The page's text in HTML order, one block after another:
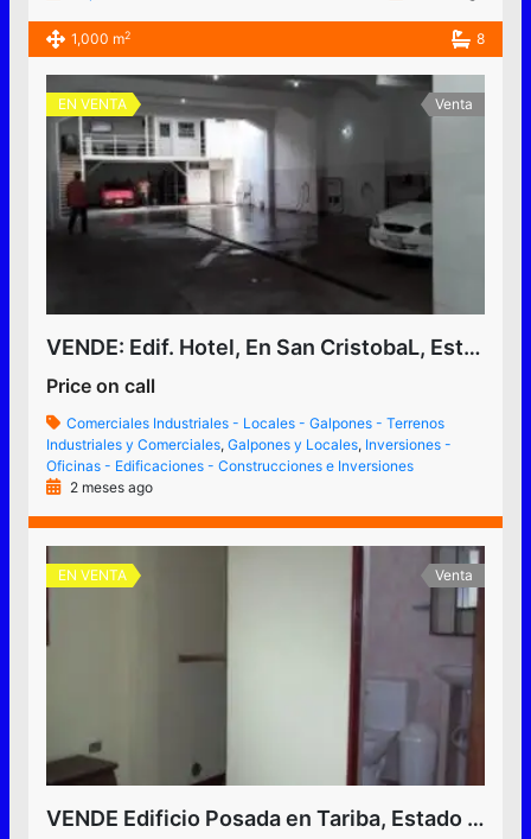
1,000 m2 8
EN VENTA Venta
VENDE: Edif. Hotel, En San CristobaL, Estado Tachira, Venezuela
Price on call
Comerciales Industriales - Locales - Galpones - Terrenos
Industriales y Comerciales, Galpones y Locales, Inversiones -
Oficinas - Edificaciones - Construcciones e Inversiones
2 meses ago
EN VENTA Venta
VENDE Edificio Posada en Tariba, Estado Tachira, Venezuela